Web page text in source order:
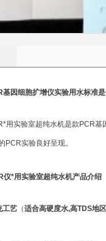
基因细胞扩增仪实验用水标准
用实验室超纯水机是款PCR
PCR实验良好呈现。
*用实验室超纯水机产品介绍
工艺 （适合高硬度水,高TDS地区